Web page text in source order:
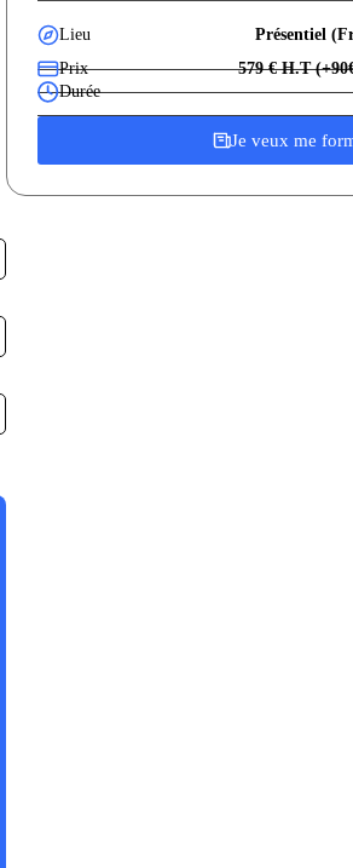
Lieu
Présentiel
Prix
579 € H.T
Durée
Je veux me